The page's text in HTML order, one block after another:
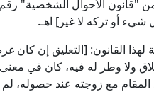
أو تركه لا غير] اهـ.
لهذا القانون: [التعليق إن
ولا وطر له فيه، كان في
المقام مع زوجته عند حصوله،